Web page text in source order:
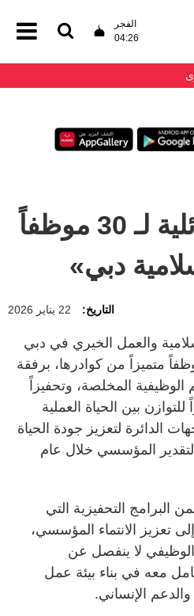
الفجر
04:26
رحلة عُمرة عائلية لـ 30 موظفاً
دبي»
التاريخ: 22 يناير 2026
والعمل الخيري في دبي
عمرة خاصة لـ30 موظفاً متميزاً من كوادرها، برفقة
المخلصة، وتحفيزاً
بين الحياة العملية
الدائرة لتعزيز جودة الحياة
المؤسسي خلال عام
البرامج التحفيزية التي
تعزيز الانتماء المؤسسي،
لا ينفصل عن
معه في بناء بيئة عمل
والدعم الإنساني.